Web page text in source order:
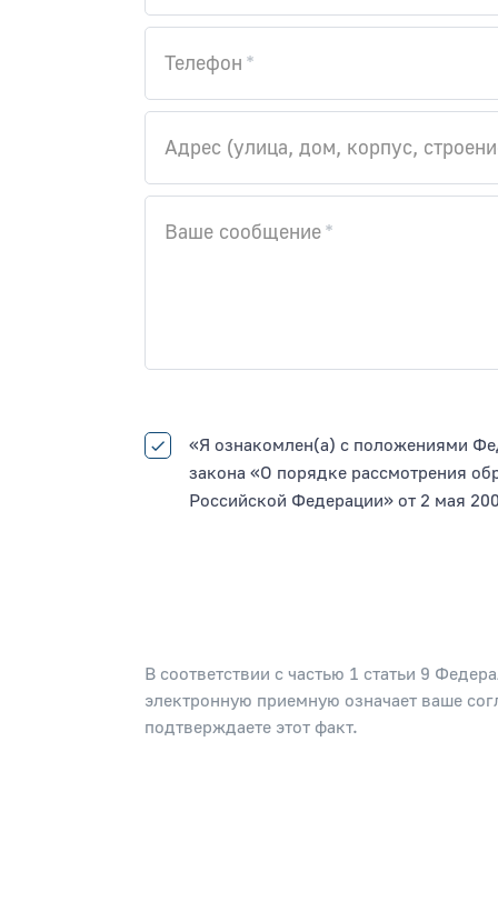
Телефон
Адрес (улица, дом, корпус,
Ваше сообщение
«Я ознакомлен(а) с положениями
закона «О порядке рассмотрения
Российской Федерации» от 2 мая
В соответствии с частью 1 статьи 9
электронную приемную означает ваше
подтверждаете этот факт.